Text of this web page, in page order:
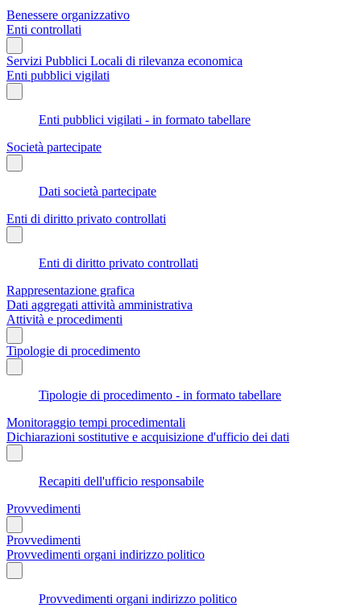
Benessere organizzativo
Enti controllati
Servizi Pubblici Locali di rilevanza economica
Enti pubblici vigilati
Enti pubblici vigilati - in formato tabellare
Società partecipate
Dati società partecipate
Enti di diritto privato controllati
Enti di diritto privato controllati
Rappresentazione grafica
Dati aggregati attività amministrativa
Attività e procedimenti
Tipologie di procedimento
Tipologie di procedimento - in formato tabellare
Monitoraggio tempi procedimentali
Dichiarazioni sostitutive e acquisizione d'ufficio dei dati
Recapiti dell'ufficio responsabile
Provvedimenti
Provvedimenti
Provvedimenti organi indirizzo politico
Provvedimenti organi indirizzo politico